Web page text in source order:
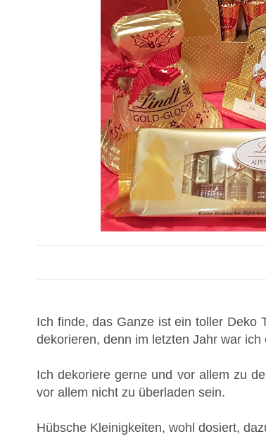
Ich finde, das Ganze ist ein toller Deko
dekorieren, denn im letzten Jahr war
Ich dekoriere gerne und vor allem zu
vor allem nicht zu überladen sein.
Hübsche Kleinigkeiten, wohl dosiert,